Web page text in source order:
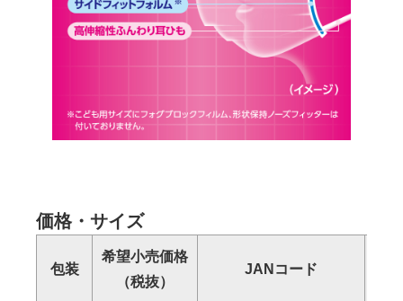
価格・サイズ
包装
希望小売価格
（税抜）
JANコード